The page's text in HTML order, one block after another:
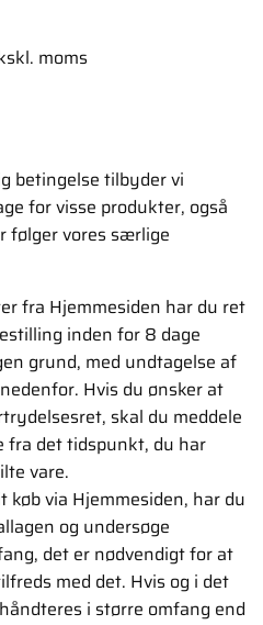
moms
betingelse tilbyder vi
for visse produkter, også
følger vores særlige
fra Hjemmesiden har du ret
inden for 8 dage
grund, med undtagelse af
Hvis du ønsker at
skal du meddele
fra det tidspunkt, du har
vare.
køb via Hjemmesiden, har du
og undersøge
det er nødvendigt for at
med det. Hvis og i det
i større omfang end